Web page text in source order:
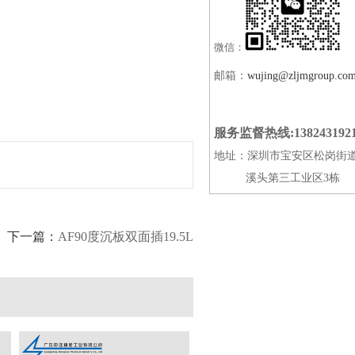
下一篇： AF90度沉板双面插19.5L
微信：
邮箱：
服务监督热线
地址：深圳市宝安区松岗街
溪头第三工业区3栋